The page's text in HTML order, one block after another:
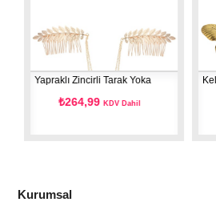
Yapraklı Zincirli Tarak Yoka
₺264,99KDV Dahil
Kurumsal